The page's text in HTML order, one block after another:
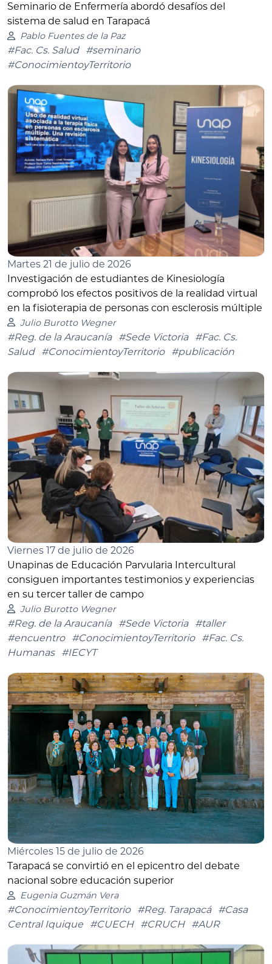
Seminario de Enfermería abordó desafíos del
sistema de salud en Tarapacá
Pablo Fuentes de la Paz
#Fac. Cs. Salud
#seminario
#ConocimientoyTerritorio
Martes 21 de julio de 2026
Investigación de estudiantes de Kinesiología
comprobó los efectos positivos de la realidad virtual
en la fisioterapia de personas con esclerosis múltiple
Julio Burotto Wegner
#Reg. de la Araucanía #Sede Victoria
#Fac. Cs.
Salud
#ConocimientoyTerritorio #publicación
Viernes 17 de julio de 2026
Unapinas de Educación Parvularia Intercultural
consiguen importantes testimonios y experiencias
en su tercer taller de campo
Julio Burotto Wegner
#Reg. de la Araucanía #Sede Victoria
#taller
#encuentro
#ConocimientoyTerritorio
#Fac. Cs.
Humanas
#IECYT
Miércoles 15 de julio de 2026
Tarapacá se convirtió en el epicentro del debate
nacional sobre educación superior
Eugenia Guzmán Vera
#ConocimientoyTerritorio #Reg. Tarapacá
#Casa
Central Iquique
#CUECH #CRUCH #AUR